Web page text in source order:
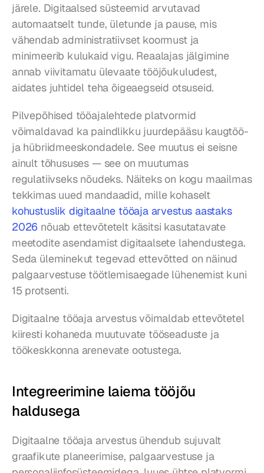
järele. Digitaalsed süsteemid arvutavad
automaatselt tunde, ületunde ja pause, mis
vähendab administratiivset koormust ja
minimeerib kulukaid vigu. Reaalajas jälgimine
annab viivitamatu ülevaate tööjõukuludest,
aidates juhtidel teha õigeaegseid otsuseid.
Pilvepõhised tööajalehtede platvormid
võimaldavad ka paindlikku juurdepääsu kaugtöö-
ja hübriidmeeskondadele. See muutus ei seisne
ainult tõhususes — see on muutumas
regulatiivseks nõudeks. Näiteks on kogu maailmas
tekkimas uued mandaadid, mille kohaselt
kohustuslik digitaalne tööaja arvestus aastaks
2026 nõuab ettevõtetelt käsitsi kasutatavate
meetodite asendamist digitaalsete lahendustega.
Seda üleminekut tegevad ettevõtted on näinud
palgaarvestuse töötlemisaegade lühenemist kuni
15 protsenti.
Digitaalne tööaja arvestus võimaldab ettevõtetel
kiiresti kohaneda muutuvate tööseaduste ja
töökeskkonna arenevate ootustega.
Integreerimine laiema tööjõu
haldusega
Digitaalne tööaja arvestus ühendub sujuvalt
graafikute planeerimise, palgaarvestuse ja